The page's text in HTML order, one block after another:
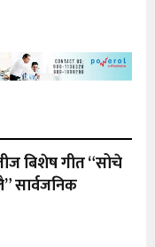
बिशेष गीत “सोचे
सार्वजनिक